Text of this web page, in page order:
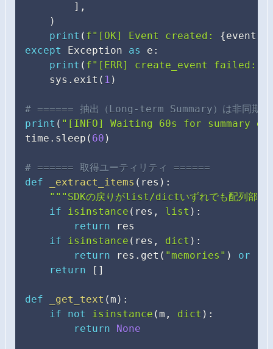
] ,
)
print ( f"[OK] Event created: {event
except
Exception as e :
print ( f"[ERR] create_event failed:
    sys
. exit ( 1 )
# ====== 抽出（Long-term Summary）は非同期
print ( "[INFO] Waiting 60s for summary
time . sleep ( 60 )
# ====== 取得ユーティリティ ======
def
_extract_items ( res ) :
"""SDKの戻りがlist/dictいずれでも配列部分
if
isinstance ( res , list ) :
return res
if
isinstance ( res , dict ) :
return res . get ( "memories" ) or
return
[ ]
def _get_text (m ) :
if
not isinstance (m , dict ) :
return
None